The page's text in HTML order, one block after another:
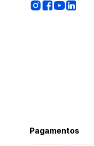
Pagamentos